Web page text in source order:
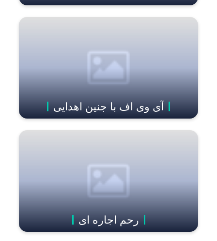
آی وی اف با جنین اهدایی
رحم اجاره ای